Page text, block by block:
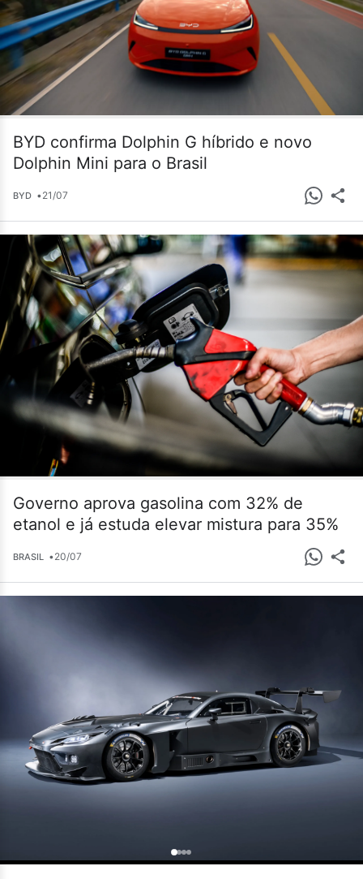
BYD confirma Dolphin G híbrido e novo
Dolphin Mini para o Brasil
BYD •21/07
Governo aprova gasolina com 32% de
etanol e já estuda elevar mistura para 35%
BRASIL •20/07